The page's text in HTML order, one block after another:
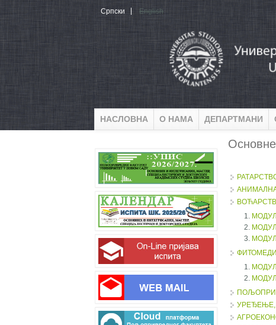
Skip to main content
Српски English
НАСЛОВНА О НАМА ДЕПАРТМАНИ